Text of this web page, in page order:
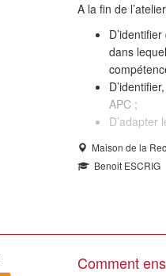
A la fin de
dans
APC ;
D’adapter
Maison de la
Benoit ESCRIG
Comment